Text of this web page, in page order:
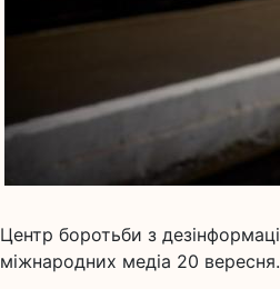
Центр боротьби з
міжнародних медіа 20 вересня.